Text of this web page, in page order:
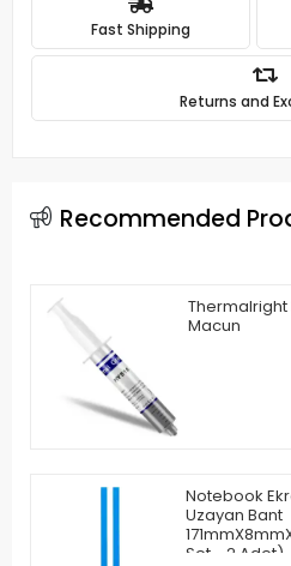
Fast Shipping
Returns and
Recommended
Thermalright
Macun
Notebook
Uzayan Bant
Set - 2 Adet)